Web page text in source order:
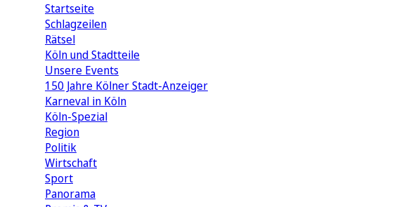
Startseite
Schlagzeilen
Rätsel
Köln und Stadtteile
Unsere Events
150 Jahre Kölner Stadt-Anzeiger
Karneval in Köln
Köln-Spezial
Region
Politik
Wirtschaft
Sport
Panorama